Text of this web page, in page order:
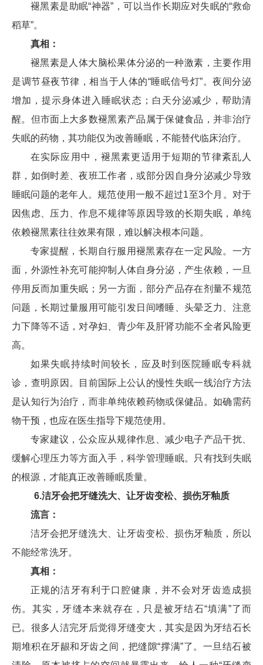
褪黑素是助眠“神器”，可以当作长期应对失眠的“救命
稻草”。
真相：
褪黑素是人体大脑松果体分泌的一种激素，主要作用
是调节昼夜节律，相当于人体的“睡眠信号灯”。夜间分泌
增加，提示身体进入睡眠状态；白天分泌减少，帮助清
醒。但市面上大多数褪黑素产品属于保健食品，并非治疗
失眠的药物，其功能仅为改善睡眠，不能替代临床治疗。
在实际应用中，褪黑素更适用于短期的节律紊乱人
群，如倒时差、夜班工作者，或部分因自身分泌减少导致
睡眠问题的老年人。规范使用一般不超过1至3个月。对于
因焦虑、压力、作息不规律等原因导致的长期失眠，单纯
依赖褪黑素往往效果有限，难以解决根本问题。
专家提醒，长期自行服用褪黑素存在一定风险。一方
面，外源性补充可能抑制人体自身分泌，产生依赖，一旦
停用反而加重失眠；另一方面，部分产品存在剂量不规范
问题，长期过量服用可能引发日间嗜睡、头晕乏力、注意
力下降等不适，对孕妇、青少年及肝肾功能不全者风险更
高。
如果失眠持续时间较长，应及时到医院睡眠专科就
诊，查明原因。目前国际上公认的慢性失眠一线治疗方法
是认知行为治疗，而非单纯依赖药物或保健品。如确需药
物干预，也应在医生指导下规范使用。
专家建议，公众应从规律作息、减少电子产品干扰、
缓解心理压力等方面入手，科学管理睡眠。只有找到失眠
的根源，才能真正改善睡眠质量。
6.洁牙会把牙缝洗大、让牙齿变松、损伤牙釉质
流言：
洁牙会把牙缝洗大、让牙齿变松、损伤牙釉质，所以
不能经常洗牙。
真相：
正规的洁牙有利于口腔健康，并不会对牙齿造成损
伤。其实，牙缝本来就存在，只是被牙结石“填满”了而
已。很多人洁完牙后觉得牙缝变大，其实是因为牙结石长
期堆积在牙龈和牙齿之间，把缝隙“撑满”了。一旦结石被